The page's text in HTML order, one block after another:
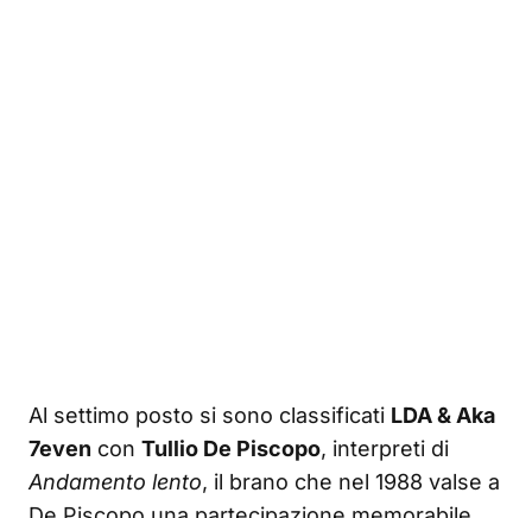
Al settimo posto si sono classificati LDA & Aka
7even con Tullio De Piscopo, interpreti di
Andamento lento, il brano che nel 1988 valse a